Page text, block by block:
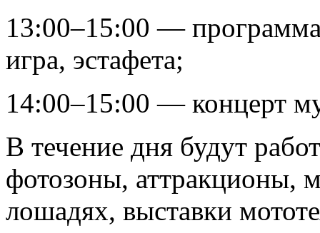
13:00–15:00 — программа
игра, эстафета;
14:00–15:00 — концерт
В течение дня будут
фотозоны, аттракционы,
лошадях, выставки